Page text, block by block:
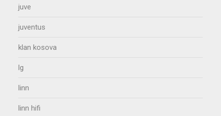
juve
juventus
klan kosova
lg
linn
linn hifi